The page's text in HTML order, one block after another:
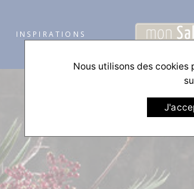
INSPIRATIONS
Nous utilisons des